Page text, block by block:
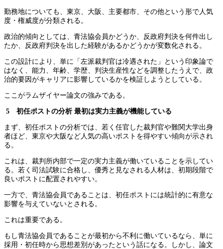
勤務地についても、東京、大阪、主要都市、その他という形で人気
度・権威度が分類される。
政治的傾向としては、青法協会員かどうか、反政府判決を何件出し
たか、反政府判決を出した経験があるかどうかが変数化される。
この設計により、単に「左派裁判官は冷遇された」という印象論で
はなく、能力、年齢、学歴、判決生産性などを調整したうえで、政
治的要因がキャリアに影響しているかを検証しようとしている。
ここがラムザイヤー論文の強みである。
5 初任ポストの分析 最初は実力主義が機能している
まず、初任ポストの分析では、若く任官した裁判官や難関大学出身
者ほど、東京や大阪など人気の高いポストを得やすい傾向が示され
る。
これは、裁判所内部で一定の実力主義が働いていることを示してい
る。若く司法試験に合格し、優秀と見なされる人材は、初期段階で
良いポストに配置されやすい。
一方で、青法協会員であることは、初任ポストには統計的に有意な
影響を与えていないとされる。
これは重要である。
もし青法協会員であることが最初から不利に働いているなら、単に
採用・初任時から思想差別があったという話になる。しかし、論文